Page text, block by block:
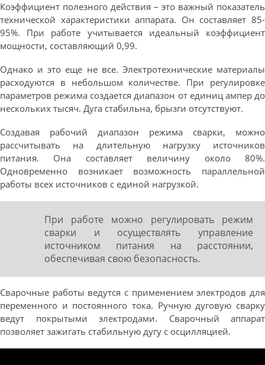
Коэффициент полезного действия – это важный показатель
технической характеристики аппарата. Он составляет 85-
95%. При работе учитывается идеальный коэффициент
мощности, составляющий 0,99.
Однако и это еще не все. Электротехнические материалы
расходуются в небольшом количестве. При регулировке
параметров режима создается диапазон от единиц ампер до
нескольких тысяч. Дуга стабильна, брызги отсутствуют.
Создавая рабочий диапазон режима сварки, можно
рассчитывать на длительную нагрузку источников
питания. Она составляет величину около 80%.
Одновременно возникает возможность параллельной
работы всех источников с единой нагрузкой.
При работе можно регулировать режим
сварки и осуществлять управление
источником питания на расстоянии,
обеспечивая свою безопасность.
Сварочные работы ведутся с применением электродов для
переменного и постоянного тока. Ручную дуговую сварку
ведут покрытыми электродами. Сварочный аппарат
позволяет зажигать стабильную дугу с осцилляцией.